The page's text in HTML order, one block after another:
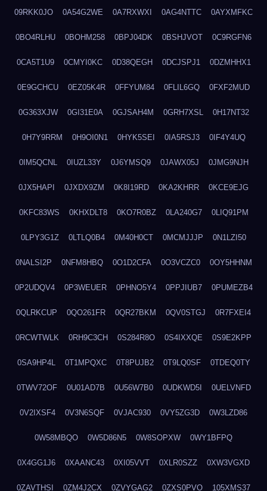
09RKK0JO 0A54G2WE 0A7RXWXI 0AG4NTTC 0AYXMFKC
0BO4RLHU 0BOHM258 0BPJ04DK 0BSHJVOT 0C9RGFN6
0CA5T1U9 0CMYI0KC 0D38QEGH 0DCJSPJ1 0DZMHHX1
0E9GCHCU 0EZ05K4R 0FFYUM84 0FLIL6GQ 0FXF2MUD
0G363XJW 0GI31E0A 0GJSAH4M 0GRH7XSL 0H17NT32
0H7Y9RRM 0H9OI0N1 0HYK5SEI 0IA5RSJ3 0IF4Y4UQ
0IM5QCNL 0IUZL33Y 0J6YMSQ9 0JAWX05J 0JMG9NJH
0JX5HAPI 0JXDX9ZM 0K8I19RD 0KA2KHRR 0KCE9EJG
0KFC83WS 0KHXDLT8 0KO7R0BZ 0LA240G7 0LIQ91PM
0LPY3G1Z 0LTLQ0B4 0M40H0CT 0MCMJJJP 0N1LZI50
0NALSI2P 0NFM8HBQ 0O1D2CFA 0O3VCZC0 0OY5HHNM
0P2UDQV4 0P3WEUER 0PHNO5Y4 0PPJIUB7 0PUMEZB4
0QLRKCUP 0QO261FR 0QR27BKM 0QV0STGJ 0R7FXEI4
0RCWTWLK 0RH9C3CH 0S284R8O 0S4IXXQE 0S9E2KPP
0SA9HP4L 0T1MPQXC 0T8PUJB2 0T9LQ0SF 0TDEQ0TY
0TWV72OF 0U01AD7B 0U56W7B0 0UDKWD5I 0UELVNFD
0V2IXSF4 0V3N6SQF 0VJAC930 0VY5ZG3D 0W3LZD86
0W58MBQO 0W5D86N5 0W8SOPXW 0WY1BFPQ
0X4GG1J6 0XAANC43 0XI05VVT 0XLR0SZZ 0XW3VGXD
0ZAVTHSI 0ZM4J2CX 0ZVYGAG2 0ZXS0PVO 105XMS37